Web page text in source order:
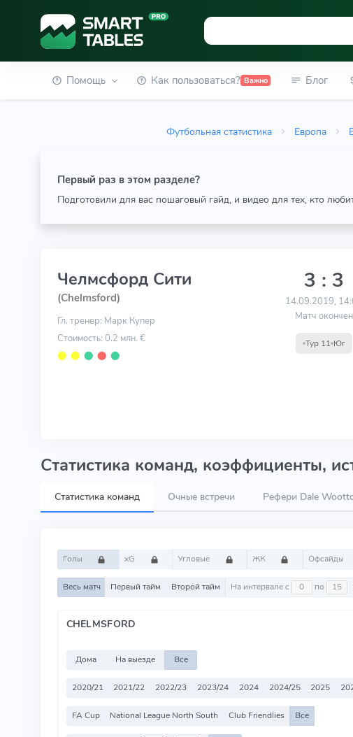
Помощь Как пользоваться? Важно Блог
Футбольная статистика Европа
Первый раз в этом разделе?
Подготовили для вас пошаговый гайд, и видео для тех, кто
Челмсфорд Сити
(Chelmsford)
Гл. тренер: Марк Купер
Стоимость: 0.2 млн. €
⬤ ⬤ ⬤ ⬤ ⬤
3 : 3
14.09.2019,
Матч окончен
Тур 11 Юг
Статистика команд, коэффициенты,
Статистика команд Очные встречи Рефери Dale
Голы xG Угловые ЖК Офсайды
Весь матч Первый тайм Второй тайм На интервале с по
CHELMSFORD
Дома На выезде Все
2020/21 2021/22 2022/23 2023/24 2024 2024/25 2025
FA Cup National League North South Club Friendlies Все